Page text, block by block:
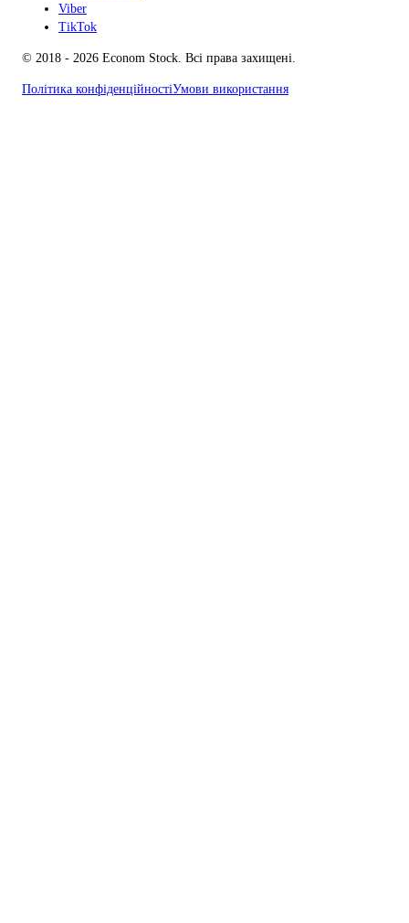
Viber
TikTok
© 2018 - 2026 Econom Stock. Всі права захищені.
Політика конфіденційностіУмови використання